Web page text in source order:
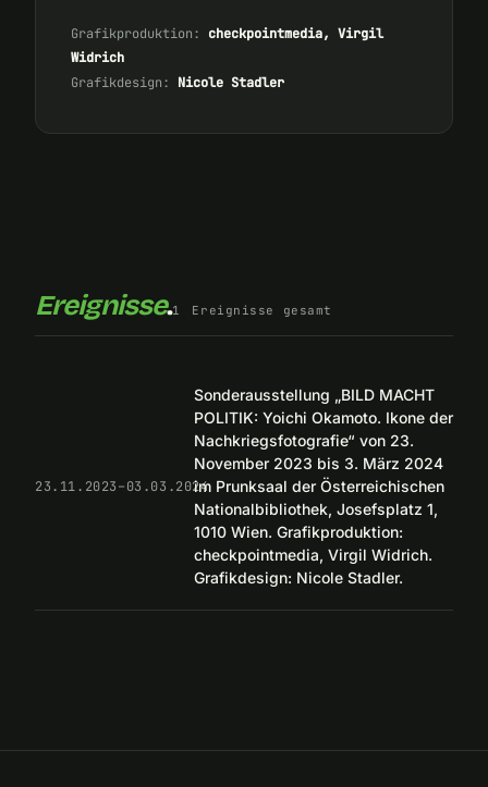
Grafikproduktion:
checkpointmedia, Virgil
Widrich
Grafikdesign:
Nicole Stadler
Ereignisse.1 Ereignisse gesamt
23.11.2023–03.03.2024
Sonderausstellung „BILD MACHT
POLITIK: Yoichi Okamoto. Ikone der
Nachkriegsfotografie“ von 23.
November 2023 bis 3. März 2024
im Prunksaal der Österreichischen
Nationalbibliothek, Josefsplatz 1,
1010 Wien. Grafikproduktion:
checkpointmedia, Virgil Widrich.
Grafikdesign: Nicole Stadler.